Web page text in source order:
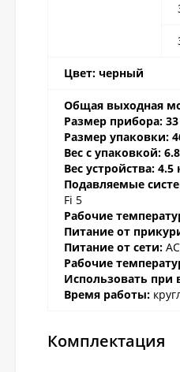
Цвет: черный
Общая выходная
Размер прибора:
Размер упаковки:
Вес с упаковкой:
Вес устройства: 4.5
Подавляемые
Fi 5
Рабочие
Питание от
Питание от сети:
Рабочие
Использовать при
Время работы:
Комплектация